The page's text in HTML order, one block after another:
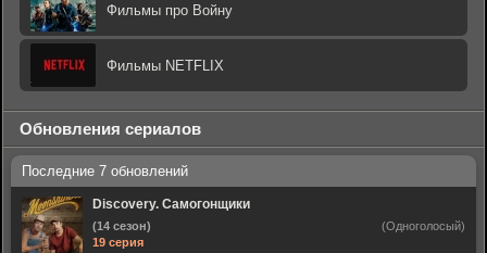
Фильмы про Войну
Фильмы NETFLIX
Обновления сериалов
Discovery. Самогонщики
(14 сезон)
19 серия
(Одноголосый)